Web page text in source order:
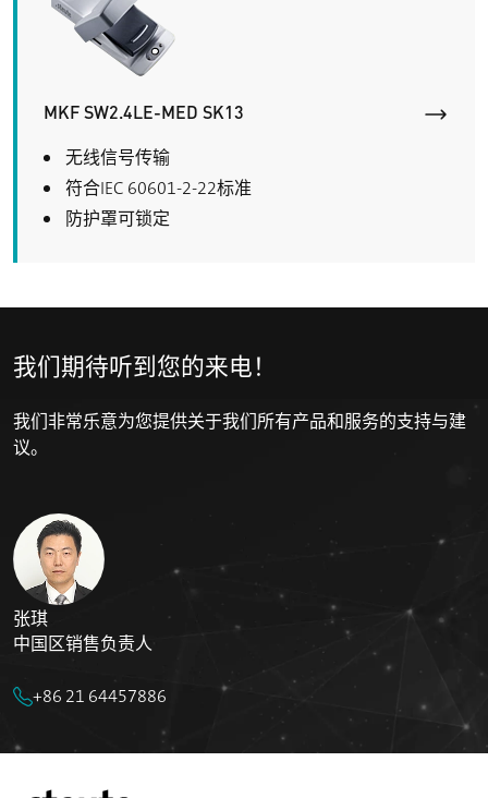
MKF SW2.4LE-MED SK13
无线信号传输
符合IEC 60601-2-22标准
防护罩可锁定
我们期待听到您的来电！
我们非常乐意为您提供关于我们所有产品和服务的支持与建
议。
张琪
中国区销售负责人
+86 21 64457886